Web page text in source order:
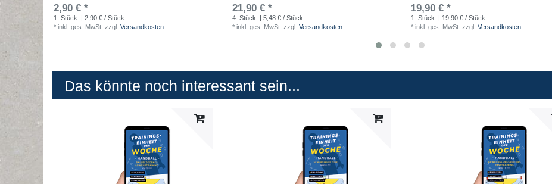
2,90 € *
1 Stück
| 2,90 € / Stück
* inkl. ges. MwSt. zzgl. Versandkosten
21,90 € *
4 Stück
| 5,48 € / Stück
* inkl. ges. MwSt. zzgl. Versandkosten
19,90 € *
1 Stück
| 19,90 € / Stück
* inkl. ges. MwSt. zzgl. Versandkosten
Das könnte noch interessant sein...